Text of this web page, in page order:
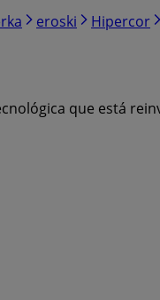
eroski Hipercor
que está